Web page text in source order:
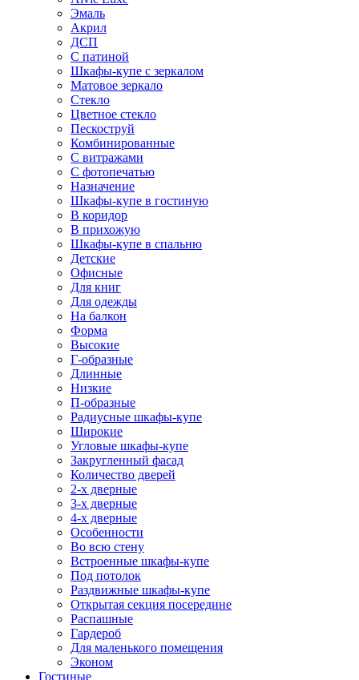
Эмаль
Акрил
ДСП
С патиной
Шкафы-купе с зеркалом
Матовое зеркало
Стекло
Цветное стекло
Пескоструй
Комбинированные
С витражами
С фотопечатью
Назначение
Шкафы-купе в гостиную
В коридор
В прихожую
Шкафы-купе в спальню
Детские
Офисные
Для книг
Для одежды
На балкон
Форма
Высокие
Г-образные
Длинные
Низкие
П-образные
Радиусные шкафы-купе
Широкие
Угловые шкафы-купе
Закругленный фасад
Количество дверей
2-х дверные
3-х дверные
4-х дверные
Особенности
Во всю стену
Встроенные шкафы-купе
Под потолок
Раздвижные шкафы-купе
Открытая секция посередине
Распашные
Гардероб
Для маленького помещения
Эконом
Гостиные